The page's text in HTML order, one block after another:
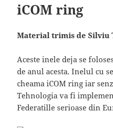
iCOM ring
Material trimis de Silviu
Aceste inele deja se
de anul acesta. Inelul cu
cheama iCOM ring iar
Tehnologia va fi
Federatille serioase din